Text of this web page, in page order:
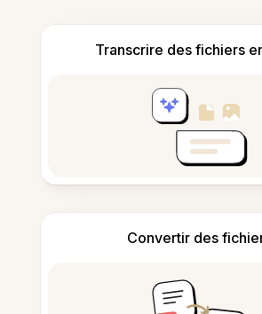
Transcrire des fichiers
Convertir des